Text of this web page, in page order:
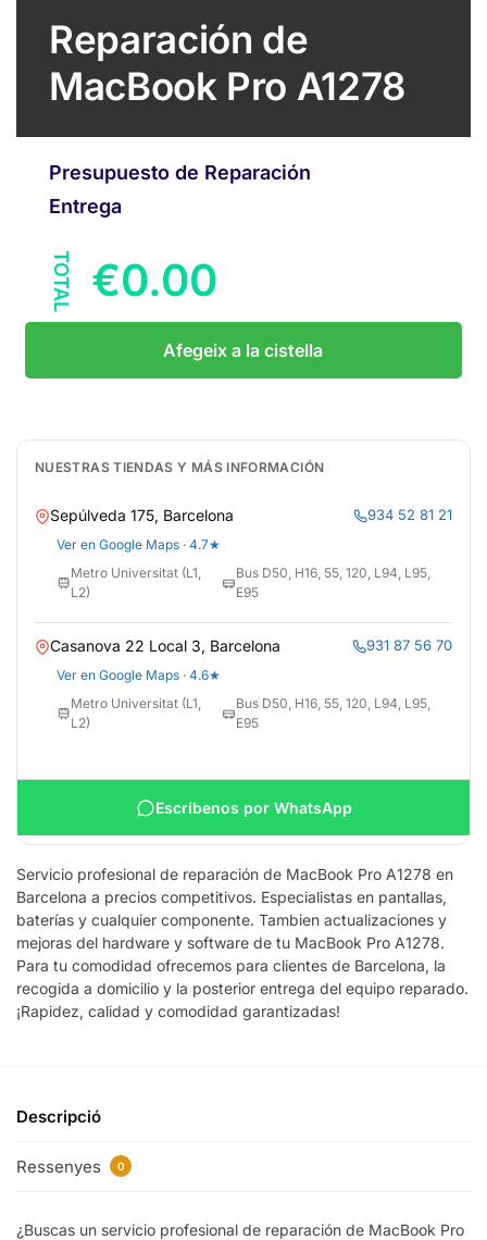
Reparación de
MacBook Pro A1278
Presupuesto de Reparación
Entrega
TOTAL €0.00
Afegeix a la cistella
NUESTRAS TIENDAS Y MÁS INFORMACIÓN
Sepúlveda 175, Barcelona 934 52 81 21
Ver en Google Maps · 4.7★
Metro Universitat (L1,
L2)
Bus D50, H16, 55, 120, L94, L95,
E95
Casanova 22 Local 3, Barcelona 931 87 56 70
Ver en Google Maps · 4.6★
Metro Universitat (L1,
L2)
Bus D50, H16, 55, 120, L94, L95,
E95
Escríbenos por WhatsApp
Servicio profesional de reparación de MacBook Pro A1278 en
Barcelona a precios competitivos. Especialistas en pantallas,
baterías y cualquier componente. Tambien actualizaciones y
mejoras del hardware y software de tu MacBook Pro A1278.
Para tu comodidad ofrecemos para clientes de Barcelona, la
recogida a domicilio y la posterior entrega del equipo reparado.
¡Rapidez, calidad y comodidad garantizadas!
Descripció
Ressenyes 0
¿Buscas un servicio profesional de reparación de MacBook Pro